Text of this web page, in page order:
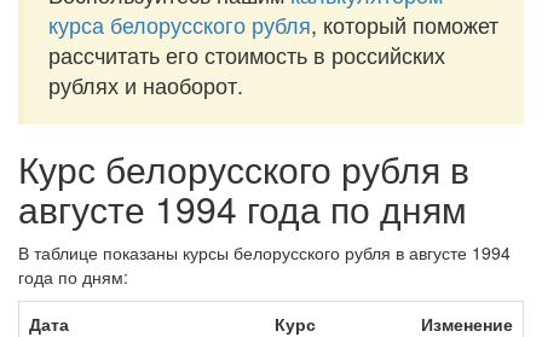
курса белорусского рубля, который поможет
рассчитать его стоимость в российских
рублях и наоборот.
Курс белорусского рубля в
августе 1994 года по дням
В таблице показаны курсы белорусского рубля в августе 1994
года по дням:
Дата
Курс Изменение